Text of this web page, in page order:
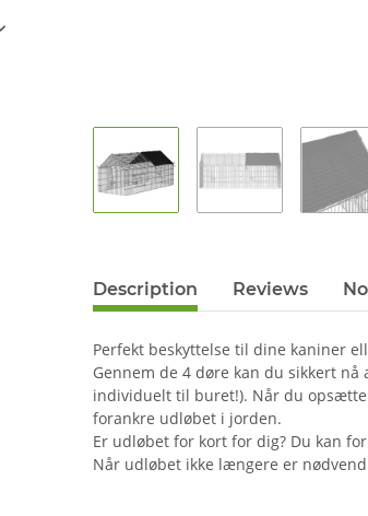
Description Reviews
Perfekt beskyttelse til dine kaniner
Gennem de 4 døre kan du sikkert
individuelt til buret!). Når du
forankre udløbet i jorden.
Er udløbet for kort for dig? Du kan
Når udløbet ikke længere er